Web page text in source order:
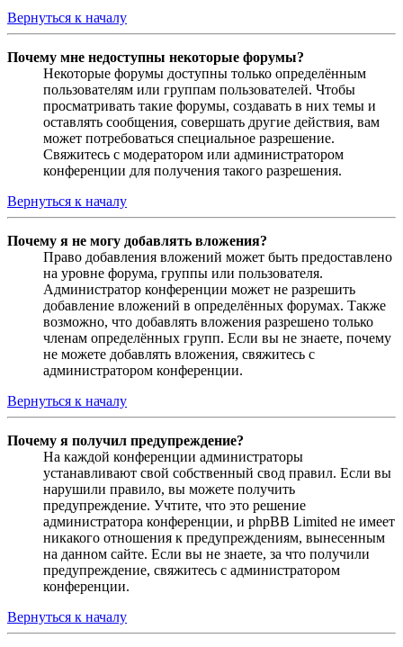
Вернуться к началу
Почему мне недоступны некоторые форумы?
Некоторые форумы доступны только определённым
пользователям или группам пользователей. Чтобы
просматривать такие форумы, создавать в них темы и
оставлять сообщения, совершать другие действия, вам
может потребоваться специальное разрешение.
Свяжитесь с модератором или администратором
конференции для получения такого разрешения.
Вернуться к началу
Почему я не могу добавлять вложения?
Право добавления вложений может быть предоставлено
на уровне форума, группы или пользователя.
Администратор конференции может не разрешить
добавление вложений в определённых форумах. Также
возможно, что добавлять вложения разрешено только
членам определённых групп. Если вы не знаете, почему
не можете добавлять вложения, свяжитесь с
администратором конференции.
Вернуться к началу
Почему я получил предупреждение?
На каждой конференции администраторы
устанавливают свой собственный свод правил. Если вы
нарушили правило, вы можете получить
предупреждение. Учтите, что это решение
администратора конференции, и phpBB Limited не имеет
никакого отношения к предупреждениям, вынесенным
на данном сайте. Если вы не знаете, за что получили
предупреждение, свяжитесь с администратором
конференции.
Вернуться к началу